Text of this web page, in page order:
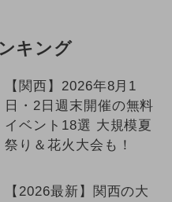
キング
【関西】2026年8月1
日・2日週末開催の無料
イベント18選 大規模夏
祭り＆花火大会も！
【2026最新】関西の大